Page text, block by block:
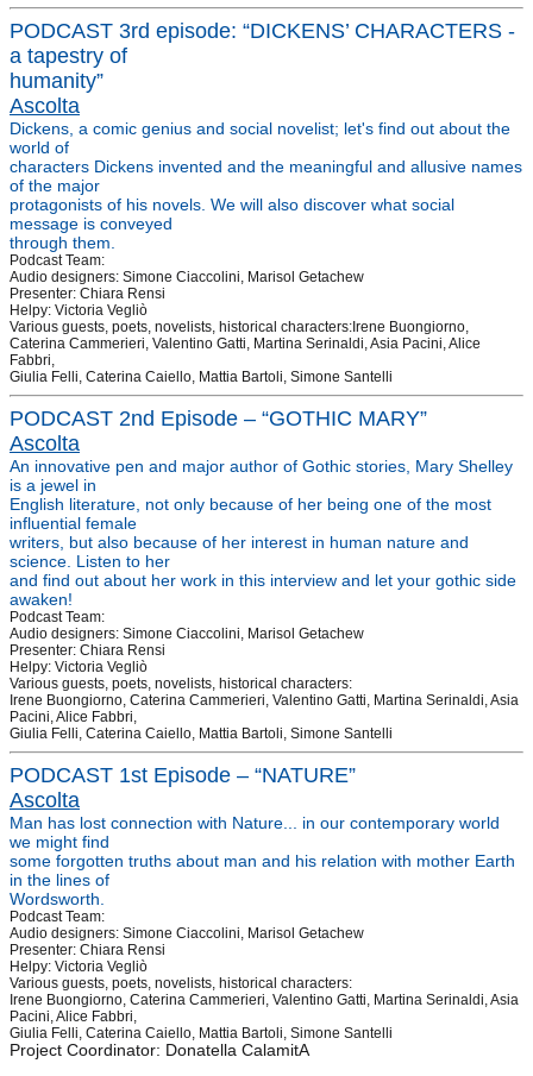
PODCAST 3rd episode: “DICKENS’ CHARACTERS -
a tapestry of
humanity”
Ascolta
Dickens, a comic genius and social novelist; let's find out about the
world of
characters Dickens invented and the meaningful and allusive names
of the major
protagonists of his novels. We will also discover what social
message is conveyed
through them.
Podcast Team:
Audio designers: Simone Ciaccolini, Marisol Getachew
Presenter: Chiara Rensi
Helpy: Victoria Vegliò
Various guests, poets, novelists, historical characters:Irene Buongiorno,
Caterina Cammerieri, Valentino Gatti, Martina Serinaldi, Asia Pacini, Alice
Fabbri,
Giulia Felli, Caterina Caiello, Mattia Bartoli, Simone Santelli
PODCAST 2nd Episode – “GOTHIC MARY”
Ascolta
An innovative pen and major author of Gothic stories, Mary Shelley
is a jewel in
English literature, not only because of her being one of the most
influential female
writers, but also because of her interest in human nature and
science. Listen to her
and find out about her work in this interview and let your gothic side
awaken!
Podcast Team:
Audio designers: Simone Ciaccolini, Marisol Getachew
Presenter: Chiara Rensi
Helpy: Victoria Vegliò
Various guests, poets, novelists, historical characters:
Irene Buongiorno, Caterina Cammerieri, Valentino Gatti, Martina Serinaldi, Asia
Pacini, Alice Fabbri,
Giulia Felli, Caterina Caiello, Mattia Bartoli, Simone Santelli
PODCAST 1st Episode – “NATURE”
Ascolta
Man has lost connection with Nature... in our contemporary world
we might find
some forgotten truths about man and his relation with mother Earth
in the lines of
Wordsworth.
Podcast Team:
Audio designers: Simone Ciaccolini, Marisol Getachew
Presenter: Chiara Rensi
Helpy: Victoria Vegliò
Various guests, poets, novelists, historical characters:
Irene Buongiorno, Caterina Cammerieri, Valentino Gatti, Martina Serinaldi, Asia
Pacini, Alice Fabbri,
Giulia Felli, Caterina Caiello, Mattia Bartoli, Simone Santelli
Project Coordinator: Donatella CalamitA